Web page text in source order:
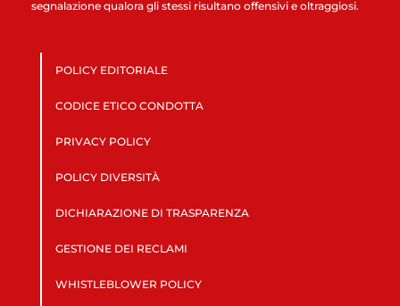
segnalazione qualora gli stessi risultano offensivi e oltraggiosi.
POLICY EDITORIALE
CODICE ETICO CONDOTTA
PRIVACY POLICY
POLICY DIVERSITÀ
DICHIARAZIONE DI TRASPARENZA
GESTIONE DEI RECLAMI
WHISTLEBLOWER POLICY